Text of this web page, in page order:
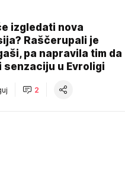
izgledati nova
Raščerupali je
pa napravila tim da
senzaciju u Evroligi
2